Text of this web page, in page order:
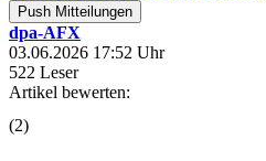
Push Mitteilungen
dpa-AFX
03.06.2026 17:52 Uhr
522 Leser
Artikel bewerten:
(2)